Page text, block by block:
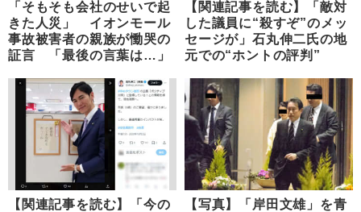
「そもそも会社のせいで起
きた人災」 イオンモール
事故被害者の親族が慟哭の
証言 「最後の言葉は…」
【関連記事を読む】「敵対
した議員に“殺すぞ”のメッ
セージが」石丸伸二氏の地
元での“ホントの評判”
【関連記事を読む】「今の
【写真】「岸田文雄」を青